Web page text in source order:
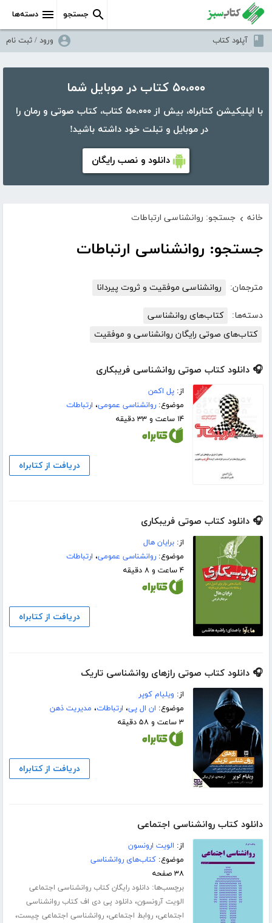
دسته‌ها جستجو
آپلود کتاب ورود / ثبت نام
۵۰،۰۰۰ کتاب در موبایل شما
با اپلیکیشن کتابراه، بیش از ۵۰،۰۰۰ کتاب، کتاب صوتی و رمان را
در موبایل و تبلت خود داشته باشید!
دانلود و نصب رایگان
خانه › جستجو: روانشناسی ارتباطات
جستجو: روانشناسی ارتباطات
مترجمان: روانشناسی موفقیت و ثروت پیردانا
دسته‌ها:
کتاب‌های روانشناسی
کتاب‌های صوتی رایگان روانشناسی و موفقیت
🎧 دانلود کتاب صوتی روانشناسی فریبکاری
از:پل اکمن
موضوع:روانشناسی عمومی، ارتباطات
۱۴ ساعت و ۳۳ دقیقه
دریافت از کتابراه
🎧 دانلود کتاب صوتی فریبکاری
از:برایان هال
موضوع:روانشناسی عمومی، ارتباطات
۴ ساعت و ۸ دقیقه
دریافت از کتابراه
🎧 دانلود کتاب صوتی رازهای روانشناسی تاریک
از: ویلیام کوپر
موضوع: ان ال پی، ارتباطات، مدیریت ذهن
۳ ساعت و ۵۸ دقیقه
دریافت از کتابراه
دانلود کتاب روانشناسی اجتماعی
از: الویت ارونسون
موضوع:کتاب‌های روانشناسی
۳۸ صفحه
برچسب‌ها:دانلود رایگان کتاب روانشناسی اجتماعی
الویت آرونسون،دانلود پی دی اف کتاب روانشناسی
اجتماعی،روابط اجتماعی،روانشناسی اجتماعی چیست،